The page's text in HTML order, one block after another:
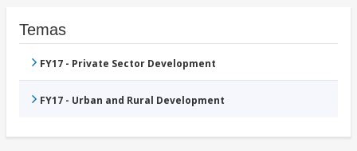
Temas
FY17 - Private Sector Development
FY17 - Urban and Rural Development